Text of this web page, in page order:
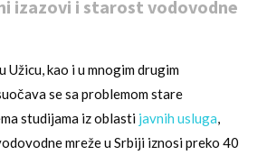
izazovi i starost vodovodne
Užicu, kao i u mnogim drugim
se sa problemom stare
studijama iz oblasti javnih usluga,
mreže u Srbiji iznosi preko 40